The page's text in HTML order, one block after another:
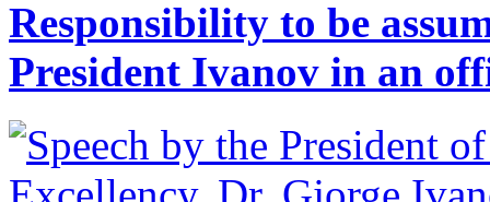
Responsibility to be
President Ivanov in an